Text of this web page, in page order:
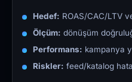
Hedef: ROAS/CAC/LTV
Ölçüm: dönüşüm
Performans: kampanya
Riskler: feed/katalog